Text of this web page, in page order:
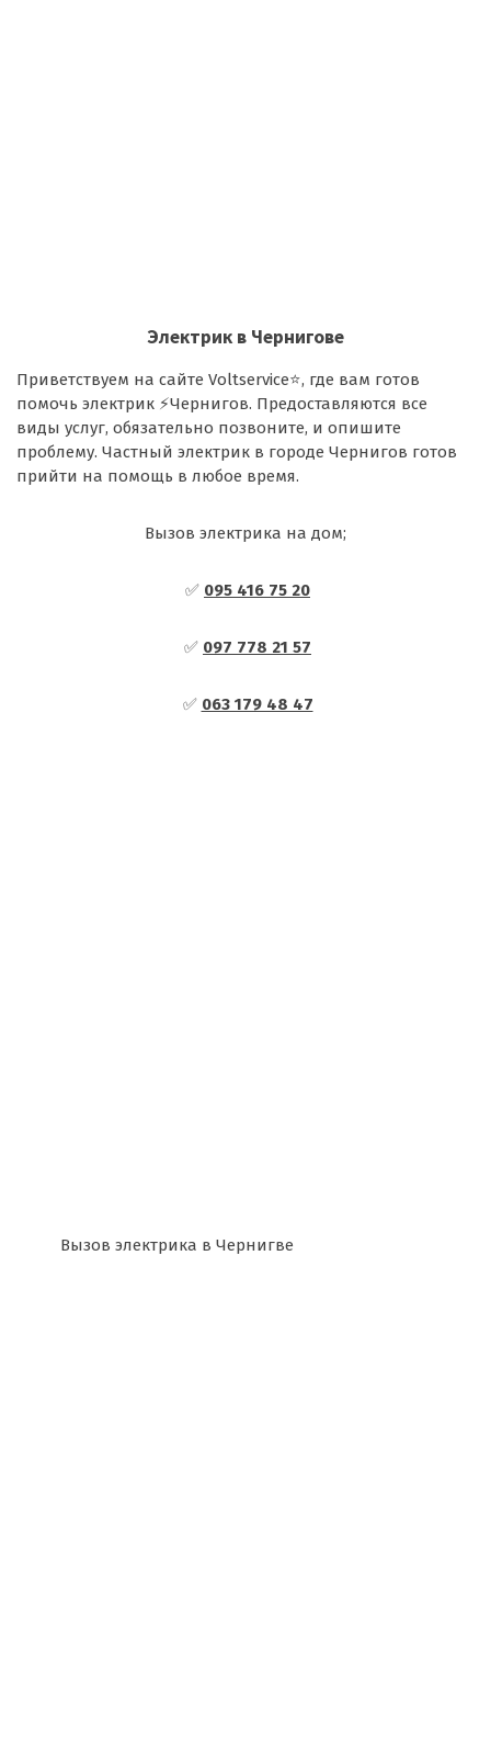
Электрик в Чернигове
Приветствуем на сайте Voltservice⭐, где вам готов
помочь электрик ⚡Чернигов. Предоставляются все
виды услуг, обязательно позвоните, и опишите
проблему. Частный электрик в городе Чернигов готов
прийти на помощь в любое время.
Вызов электрика на дом;
✅ 095 416 75 20
✅ 097 778 21 57
✅ 063 179 48 47
Вызов электрика в Чернигве